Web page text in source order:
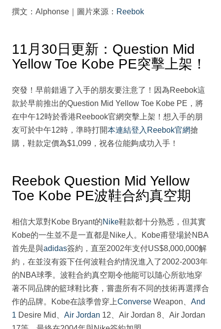
撰文：Alphonse｜圖片來源： Reebok
11月30日更新：Question Mid
Yellow Toe Kobe PE突擊上架！
突發！早前錯過了入手的朋友要注意了！因為Reebok這
款於早前推出的Question Mid Yellow Toe Kobe PE，將
在中午12時於香港Reebook官網突擊上架！想入手的朋
友可於中午12時，準時打開本連結登入Reebok官網搶
購，鞋款定價為$1,099，祝各位能夠成功入手！
Reebok Question Mid Yellow
Toe Kobe PE波鞋合約真空期
相信大眾對Kobe Bryant的Nike鞋款都十分熟悉，但其實
Kobe的一生並不是一直都是Nike人。Kobe甫登場於NBA
首先是與adidas簽約，直至2002年支付US$8,000,000解
約，在並沒有簽下任何波鞋合約情況進入了2002-2003年
的NBA球季。波鞋合約真空期令他能可以隨心所欲地穿
著不同品牌的籃球鞋比賽，嘗盡所有不同的技術再選擇合
作的品牌。Kobe在該季曾穿上Converse Weapon、 And
1 Desire Mid、 Air Jordan 12、Air Jordan 8、Air Jordan